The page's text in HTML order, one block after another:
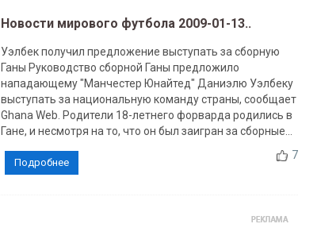
Новости мирового футбола 2009-01-13..
Уэлбек получил предложение выступать за сборную
Ганы Руководство сборной Ганы предложило
нападающему "Манчестер Юнайтед" Даниэлю Уэлбеку
выступать за национальную команду страны, сообщает
Ghana Web. Родители 18-летнего форварда родились в
Гане, и несмотря на то, что он был заигран за сборные...
7
Подробнее